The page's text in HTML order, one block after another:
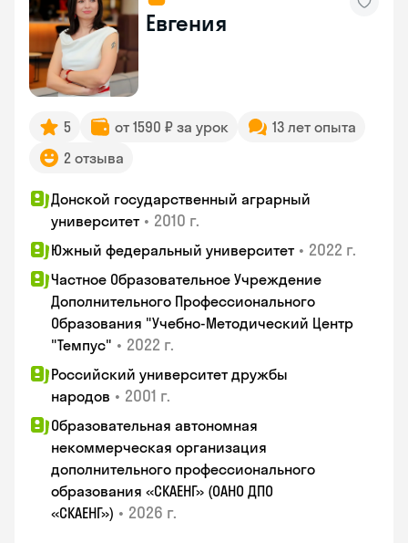
Евгения
5 от 1590 ₽ за урок
13 лет опыта
2 отзыва
Донской государственный аграрный
университет • 2010 г.
Южный федеральный университет • 2022 г.
Частное Образовательное Учреждение
Дополнительного Профессионального
Образования "Учебно-Методический Центр
"Темпус" • 2022 г.
Российский университет дружбы
народов • 2001 г.
Образовательная автономная
некоммерческая организация
дополнительного профессионального
образования «СКАЕНГ» (ОАНО ДПО
«СКАЕНГ») • 2026 г.